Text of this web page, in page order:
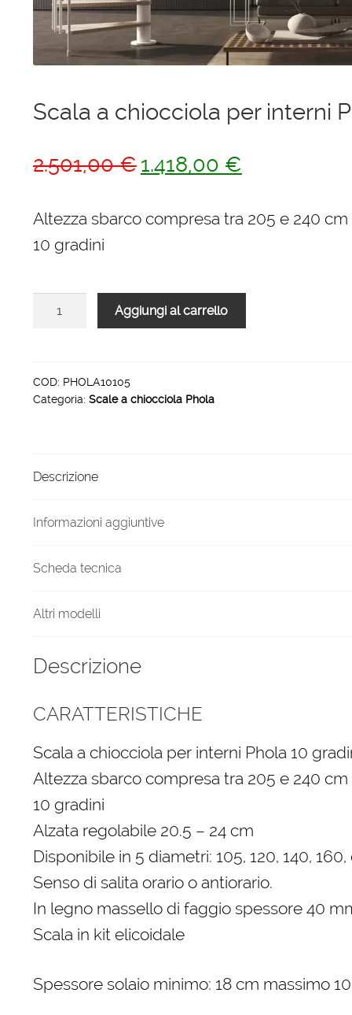
Parapetti Ringhiere Balaustre in acciaio e alluminio
Valigie
Scala a chiocciola per interni
2.501,00€ Il
originale
1.418,00 €
attuale
Altezza sbarco compresa tra 205 e 240 cm
10 gradini
interni
Phola
cm
Aggiungi al carrello
COD: PHOLA10105
Categoria: Scale a chiocciola Phola
Descrizione
Informazioni aggiuntive
Scheda tecnica
Altri modelli
Descrizione
CARATTERISTICHE
Scala a chiocciola per interni Phola 10
Altezza sbarco compresa tra 205 e 240 cm
10 gradini
Alzata regolabile 20.5 – 24 cm
Disponibile in 5 diametri: 105, 120, 140,
Senso di salita orario o antiorario.
In legno massello di faggio spessore 40
Scala in kit elicoidale
Spessore solaio minimo: 18 cm massimo